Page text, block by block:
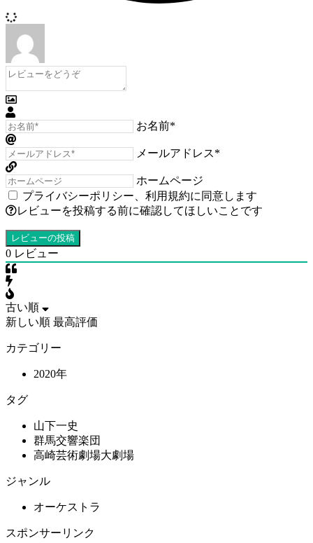
お名前*
メールアドレス*
ホームページ
プライバシーポリシー
利用規約に同意します
レビューを投稿する前に確認してほしいことです
0 レビュー
古い順
新しい順 最高評価
カテゴリー
2020年
タグ
山下一史
群馬交響楽団
高崎芸術劇場大劇場
ジャンル
オーケストラ
スポンサーリンク